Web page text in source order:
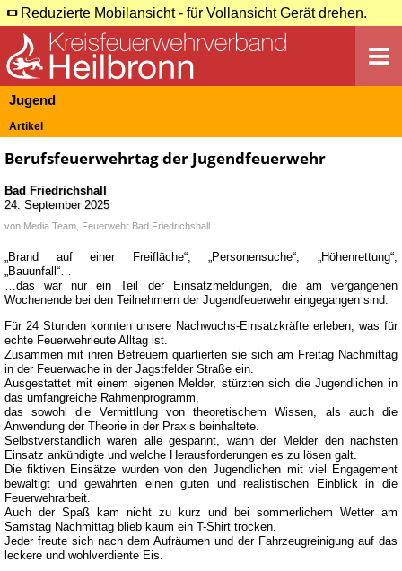
Reduzierte Mobilansicht - für Vollansicht Gerät drehen.
Jugend
Artikel
Berufsfeuerwehrtag der Jugendfeuerwehr
Bad Friedrichshall
24. September 2025
von Media Team, Feuerwehr Bad Friedrichshall
„Brand auf einer Freifläche“, „Personensuche“, „Höhenrettung“,
„Bauunfall“…
…das war nur ein Teil der Einsatzmeldungen, die am vergangenen
Wochenende bei den Teilnehmern der Jugendfeuerwehr eingegangen sind.
Für 24 Stunden konnten unsere Nachwuchs-Einsatzkräfte erleben, was für
echte Feuerwehrleute Alltag ist.
Zusammen mit ihren Betreuern quartierten sie sich am Freitag Nachmittag
in der Feuerwache in der Jagstfelder Straße ein.
Ausgestattet mit einem eigenen Melder, stürzten sich die Jugendlichen in
das umfangreiche Rahmenprogramm,
das sowohl die Vermittlung von theoretischem Wissen, als auch die
Anwendung der Theorie in der Praxis beinhaltete.
Selbstverständlich waren alle gespannt, wann der Melder den nächsten
Einsatz ankündigte und welche Herausforderungen es zu lösen galt.
Die fiktiven Einsätze wurden von den Jugendlichen mit viel Engagement
bewältigt und gewährten einen guten und realistischen Einblick in die
Feuerwehrarbeit.
Auch der Spaß kam nicht zu kurz und bei sommerlichem Wetter am
Samstag Nachmittag blieb kaum ein T-Shirt trocken.
Jeder freute sich nach dem Aufräumen und der Fahrzeugreinigung auf das
leckere und wohlverdiente Eis.